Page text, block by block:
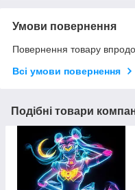
Умови повернення
Повернення товару
Всі умови повернення
Подібні товари